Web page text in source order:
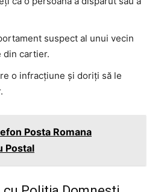
suspect al unui vecin
din cartier.
o infracțiune și doriți să le
Posta Romana
Postal